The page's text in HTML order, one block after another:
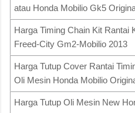
atau Honda Mobilio Gk5
Harga Timing Chain Kit Rantai
Freed-City Gm2-Mobilio 2013
Harga Tutup Cover Rantai
Oli Mesin Honda Mobilio
Harga Tutup Oli Mesin New